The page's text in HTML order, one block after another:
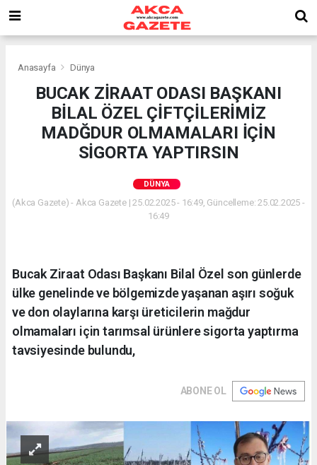
Anasayfa Dünya
BUCAK ZİRAAT ODASI BAŞKANI
BİLAL ÖZEL ÇİFTÇİLERİMİZ
MADĞDUR OLMAMALARI İÇİN
SİGORTA YAPTIRSIN
DÜNYA
(Akca Gazete) - Akca Gazete | 25.02.2025 - 16:49, Güncelleme: 25.02.2025 -
16:49
Bucak Ziraat Odası Başkanı Bilal Özel son günlerde
ülke genelinde ve bölgemizde yaşanan aşırı soğuk
ve don olaylarına karşı üreticilerin mağdur
olmamaları için tarımsal ürünlere sigorta yaptırma
tavsiyesinde bulundu,
ABONE OL